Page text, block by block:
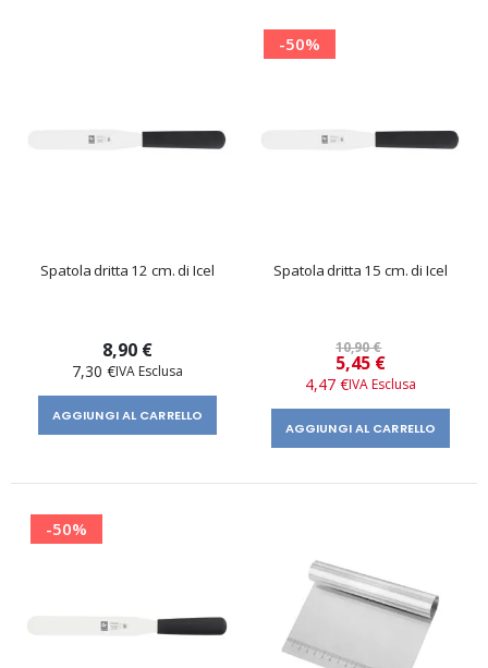
Spatola dritta 12 cm. di Icel
8,90 €
7,30 €
AGGIUNGI AL CARRELLO
-50%
Spatola dritta 15 cm. di Icel
10,90 €
Prezzo
speciale
5,45 €
4,47 €
AGGIUNGI AL CARRELLO
-50%